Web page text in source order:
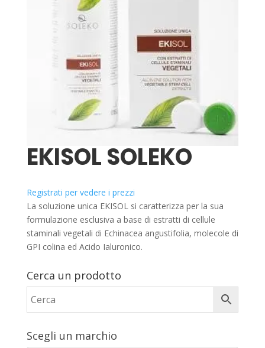
EKISOL SOLEKO
Registrati per vedere i prezzi
La soluzione unica EKISOL si caratterizza per la sua
formulazione esclusiva a base di estratti di cellule
staminali vegetali di Echinacea angustifolia, molecole di
GPI colina ed Acido Ialuronico.
Cerca un prodotto
Scegli un marchio